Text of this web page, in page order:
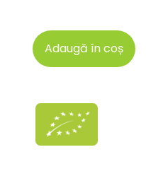
Adaugă în coș